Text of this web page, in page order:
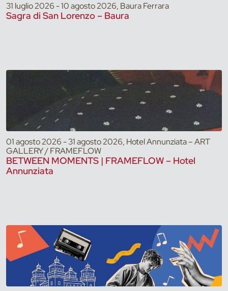
31 luglio 2026 - 10 agosto 2026, Baura Ferrara
Sagra di San Lorenzo – Baura
01 agosto 2026 - 31 agosto 2026, Hotel Annunziata – ART
GALLERY / FRAMEFLOW
BETWEEN MOMENTS | FRAMEFLOW – Hotel
Annunziata